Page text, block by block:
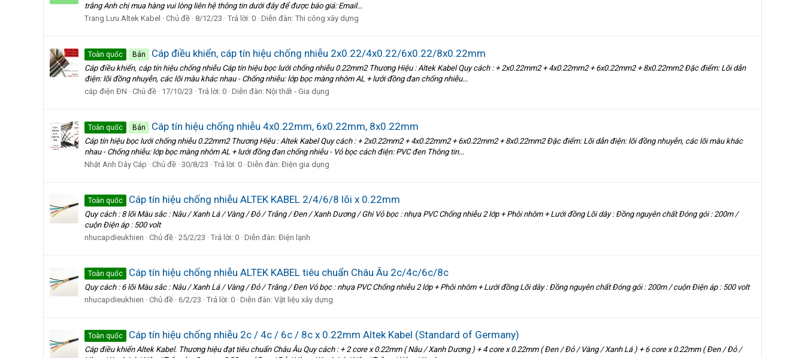
trắng Anh chị mua hàng vui lòng liên hệ thông tin dưới đây để được báo giá: Email...
Trang Lưu Altek Kabel
Chủ đề 8/12/23 Trả lời: 0 Diễn đàn: Thi công xây dựng
Toàn quốc Bán Cáp điều khiển, cáp tín hiệu chống nhiễu 2x0.22/4x0.22/6x0.22/8x0.22mm
Cáp điều khiển, cáp tín hiệu chống nhiễu Cáp tín hiệu bọc lưới chống nhiễu 0.22mm2 Thương Hiệu : Altek Kabel Quy cách : + 2x0.22mm2 + 4x0.22mm2 + 6x0.22mm2 + 8x0.22mm2 Đặc điểm: Lõi dẫn
điện: lõi đồng nhuyễn, các lõi màu khác nhau - Chống nhiễu: lớp bọc màng nhôm AL + lưới đồng đan chống nhiễu...
cáp điện ĐN
Chủ đề 17/10/23 Trả lời: 0 Diễn đàn: Nội thất - Gia dụng
Toàn quốc Bán Cáp tín hiệu chống nhiễu 4x0.22mm, 6x0.22mm, 8x0.22mm
Cáp tín hiệu bọc lưới chống nhiễu 0.22mm2 Thương Hiệu : Altek Kabel Quy cách : + 2x0.22mm2 + 4x0.22mm2 + 6x0.22mm2 + 8x0.22mm2 Đặc điểm: Lõi dẫn điện: lõi đồng nhuyễn, các lõi màu khác
nhau - Chống nhiễu: lớp bọc màng nhôm AL + lưới đồng đan chống nhiễu - Vỏ bọc cách điện: PVC đen Thông tin...
Nhật Anh Dây Cáp
Chủ đề 30/8/23 Trả lời: 0 Diễn đàn: Điện gia dụng
Toàn quốc Cáp tín hiệu chống nhiễu ALTEK KABEL 2/4/6/8 lõi x 0.22mm
Quy cách : 8 lõi Màu sắc : Nâu / Xanh Lá / Vàng / Đỏ / Trắng / Đen / Xanh Dương / Ghi Vỏ bọc : nhựa PVC Chống nhiễu 2 lớp + Phôi nhôm + Lưới đồng Lõi dây : Đồng nguyên chất Đóng gói : 200m /
cuộn Điện áp : 500 volt
nhucapdieukhien
Chủ đề 25/2/23 Trả lời: 0 Diễn đàn: Điện lạnh
Toàn quốc Cáp tín hiệu chống nhiễu ALTEK KABEL tiêu chuẩn Châu Âu 2c/4c/6c/8c
Quy cách : 6 lõi Màu sắc : Nâu / Xanh Lá / Vàng / Đỏ / Trắng / Đen Vỏ bọc : nhựa PVC Chống nhiễu 2 lớp + Phôi nhôm + Lưới đồng Lõi dây : Đồng nguyên chất Đóng gói : 200m / cuộn Điện áp : 500 volt
nhucapdieukhien
Chủ đề 6/2/23 Trả lời: 0 Diễn đàn: Vật liệu xây dựng
Toàn quốc Cáp tín hiệu chống nhiễu 2c / 4c / 6c / 8c x 0.22mm Altek Kabel (Standard of Germany)
Cáp điều khiển Altek Kabel. Thương hiệu đạt tiêu chuẩn Châu Âu Quy cách : + 2 core x 0.22mm ( Nâu / Xanh Dương ) + 4 core x 0.22mm ( Đen / Đỏ / Vàng / Xanh Lá ) + 6 core x 0.22mm ( Đen / Đỏ /